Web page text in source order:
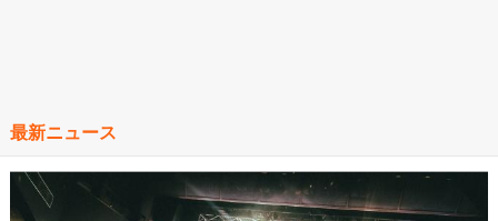
最新ニュース